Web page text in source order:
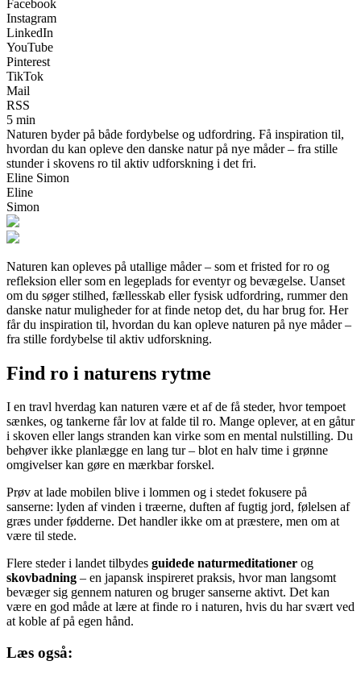
Facebook
Instagram
LinkedIn
YouTube
Pinterest
TikTok
Mail
RSS
5 min
Naturen byder på både fordybelse og udfordring. Få inspiration til,
hvordan du kan opleve den danske natur på nye måder – fra stille
stunder i skovens ro til aktiv udforskning i det fri.
Eline Simon
Eline
Simon
Naturen kan opleves på utallige måder – som et fristed for ro og
refleksion eller som en legeplads for eventyr og bevægelse. Uanset
om du søger stilhed, fællesskab eller fysisk udfordring, rummer den
danske natur muligheder for at finde netop det, du har brug for. Her
får du inspiration til, hvordan du kan opleve naturen på nye måder –
fra stille fordybelse til aktiv udforskning.
Find ro i naturens rytme
I en travl hverdag kan naturen være et af de få steder, hvor tempoet
sænkes, og tankerne får lov at falde til ro. Mange oplever, at en gåtur
i skoven eller langs stranden kan virke som en mental nulstilling. Du
behøver ikke planlægge en lang tur – blot en halv time i grønne
omgivelser kan gøre en mærkbar forskel.
Prøv at lade mobilen blive i lommen og i stedet fokusere på
sanserne: lyden af vinden i træerne, duften af fugtig jord, følelsen af
græs under fødderne. Det handler ikke om at præstere, men om at
være til stede.
Flere steder i landet tilbydes guidede naturmeditationer og
skovbadning – en japansk inspireret praksis, hvor man langsomt
bevæger sig gennem naturen og bruger sanserne aktivt. Det kan
være en god måde at lære at finde ro i naturen, hvis du har svært ved
at koble af på egen hånd.
Læs også: